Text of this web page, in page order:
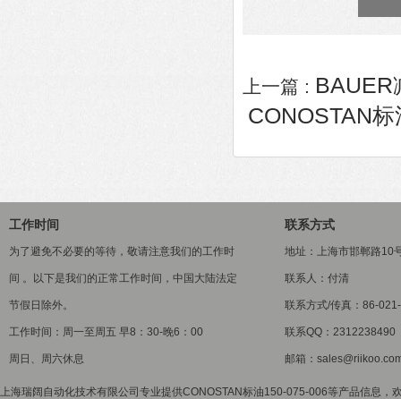
上一篇 : BAUER
CONOSTAN
工作时间
为了避免不必要的等待，敬请注意我们的工作时
间 。以下是我们的正常工作时间，中国大陆法定
节假日除外。
工作时间：周一至周五 早8：30-晚6：00
周日、周六休息
联系方式
地址：上海市邯郸路10
联系人：付清
联系方式/传真：86-
联系QQ：2312238490
邮箱：
上海瑞阔自动化技术有限公司专业提供CONOSTAN标油150-075-006等产品信息，